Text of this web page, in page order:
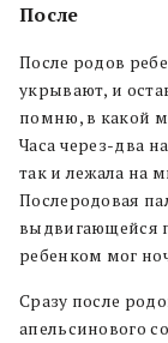
После
После родов
укрывают, и
помню, в какой
Часа через-два
так и лежала на
Послеродовая
выдвигающейся
ребенком мог
Сразу после
апельсинового